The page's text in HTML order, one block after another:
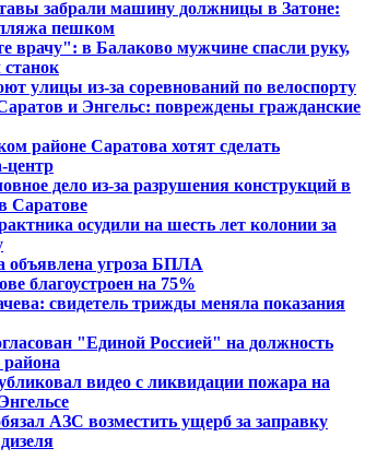
забрали машину должницы в Затоне:
пешком
врачу": в Балаково мужчине спасли руку,
улицы из-за соревнований по велоспорту
и Энгельс: повреждены гражданские
районе Саратова хотят сделать
центр
дело из-за разрушения конструкций в
Саратове
осудили на шесть лет колонии за
объявлена угроза БПЛА
благоустроен на 75%
свидетель трижды меняла показания
"Единой Россией" на должность
видео с ликвидации пожара на
АЗС возместить ущерб за заправку